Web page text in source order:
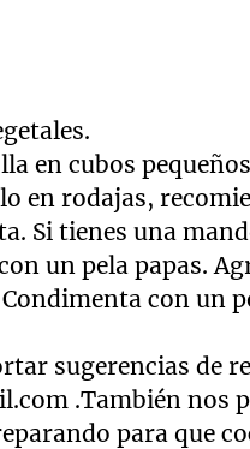
en cubos
en rodajas,
Si tienes una
un pela papas.
con un
sugerencias de
.También nos
para que